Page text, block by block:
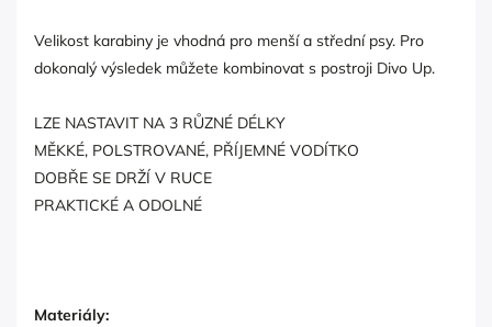
Velikost karabiny je vhodná pro menší a střední psy. Pro
dokonalý výsledek můžete kombinovat s postroji Divo Up.
LZE NASTAVIT NA 3 RŮZNÉ DÉLKY
MĚKKÉ, POLSTROVANÉ, PŘÍJEMNÉ VODÍTKO
DOBŘE SE DRŽÍ V RUCE
PRAKTICKÉ A ODOLNÉ
Materiály: